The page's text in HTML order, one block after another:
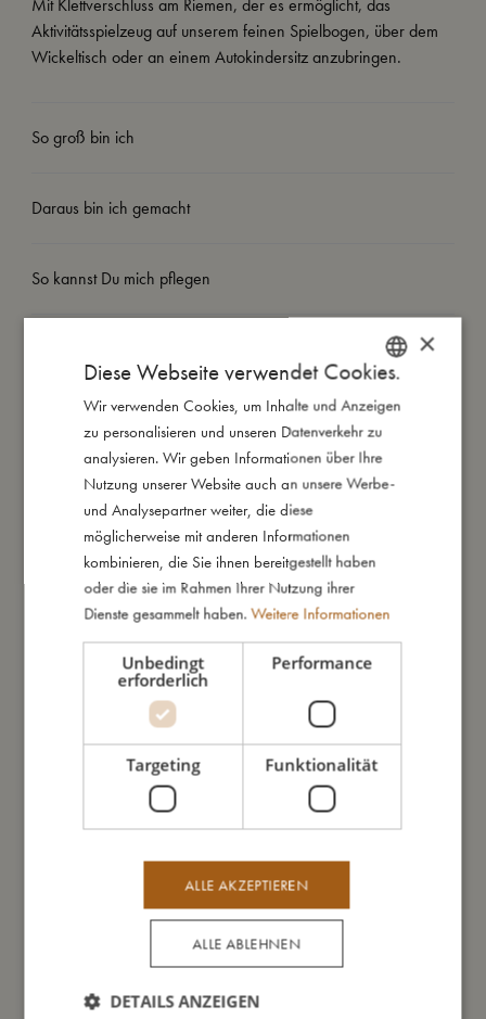
Mit Klettverschluss am Riemen, der es ermöglicht, das
Aktivitätsspielzeug auf unserem feinen Spielbogen, über dem
Wickeltisch oder an einem Autokindersitz anzubringen.
So groß bin ich
Daraus bin ich gemacht
So kannst Du mich pflegen
Das könnte dir auch gefallen
Schmuckkästchen mit Musik – Unicorn
DANISH
ENGLISH
GERMAN
×
Diese Webseite verwendet Cookies.
Wir verwenden Cookies, um Inhalte und Anzeigen
zu personalisieren und unseren Datenverkehr zu
analysieren. Wir geben Informationen über Ihre
Nutzung unserer Website auch an unsere Werbe-
und Analysepartner weiter, die diese
möglicherweise mit anderen Informationen
kombinieren, die Sie ihnen bereitgestellt haben
oder die sie im Rahmen Ihrer Nutzung ihrer
Dienste gesammelt haben. Weitere Informationen
Unbedingt
erforderlich
Performance
Targeting Funktionalität
ALLE AKZEPTIEREN
ALLE ABLEHNEN
DETAILS ANZEIGEN